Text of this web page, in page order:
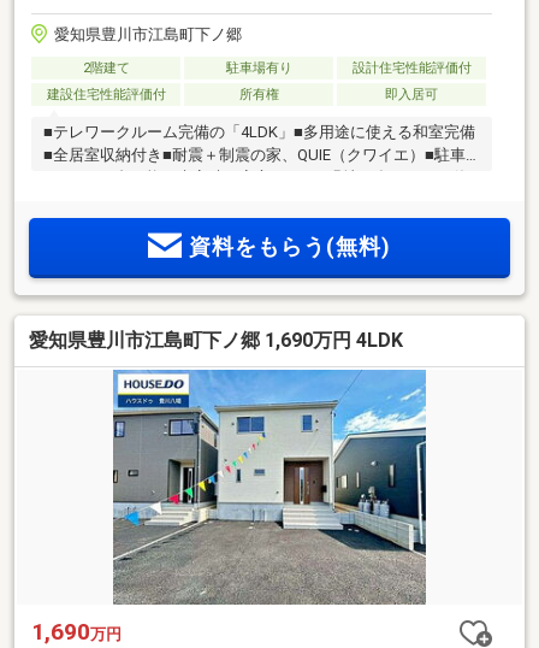
愛知県豊川市江島町下ノ郷
2階建て 駐車場有り
設計住宅性能評価付
建設住宅性能評価付
所有権 即入居可
■テレワークルーム完備の「4LDK」■多用途に使える和室完備
■全居室収納付き■耐震＋制震の家、QUIE（クワイエ）■駐車
資料をもらう(無料)
愛知県豊川市江島町下ノ郷 1,690万円 4LDK
1,690万円